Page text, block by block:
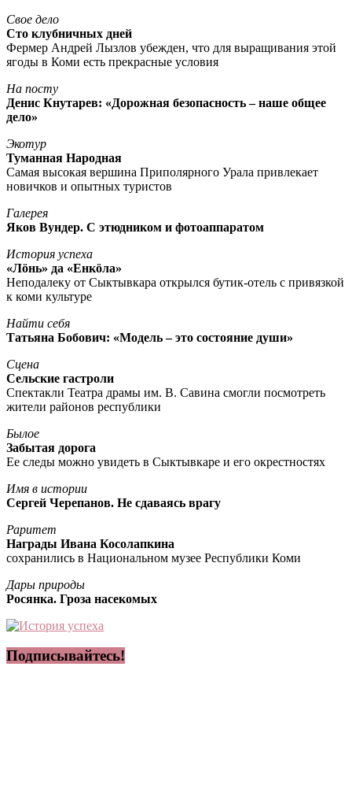
Свое дело
Сто клубничных дней
Фермер Андрей Лызлов убежден, что для выращивания этой
ягоды в Коми есть прекрасные условия
На посту
Денис Кнутарев: «Дорожная безопасность – наше общее
дело»
Экотур
Туманная Народная
Самая высокая вершина Приполярного Урала привлекает
новичков и опытных туристов
Галерея
Яков Вундер. С этюдником и фотоаппаратом
История успеха
«Лöнь» да «Енкöла»
Неподалеку от Сыктывкара открылся бутик-отель с привязкой
к коми культуре
Найти себя
Татьяна Бобович: «Модель – это состояние души»
Сцена
Сельские гастроли
Спектакли Театра драмы им. В. Савина смогли посмотреть
жители районов республики
Былое
Забытая дорога
Ее следы можно увидеть в Сыктывкаре и его окрестностях
Имя в истории
Сергей Черепанов. Не сдаваясь врагу
Раритет
Награды Ивана Косолапкина
сохранились в Национальном музее Республики Коми
Дары природы
Росянка. Гроза насекомых
Подписывайтесь!